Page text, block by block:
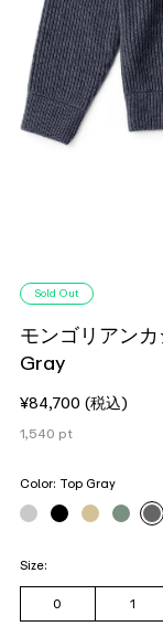
Sold Out
モンゴリアン
Gray
¥84,700 (税込)
1,540 pt
Color: Top Gray
Size:
0
1